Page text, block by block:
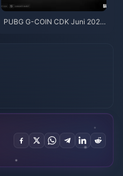
PUBG G-COIN CDK Juni 2026: